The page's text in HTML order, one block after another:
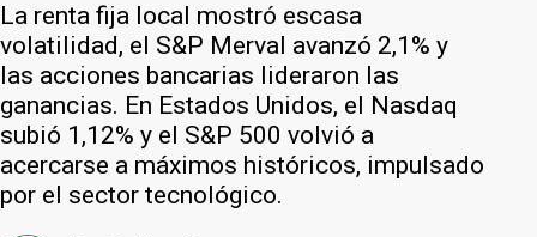
La renta fija local mostró escasa
volatilidad, el S&P Merval avanzó 2,1% y
las acciones bancarias lideraron las
ganancias. En Estados Unidos, el Nasdaq
subió 1,12% y el S&P 500 volvió a
acercarse a máximos históricos, impulsado
por el sector tecnológico.